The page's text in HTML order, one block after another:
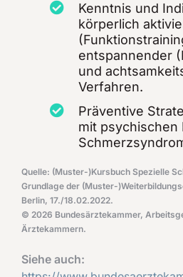
Kenntnis und
körperlich
entspannender
und
Verfahren.
Präventive
mit psychischen
Quelle: (Muster-)Kursbuch Spezielle
Grundlage der (Muster-
Berlin, 17./18.02.2022.
© 2026 Bundesärztekammer,
Ärztekammern.
Siehe auch: